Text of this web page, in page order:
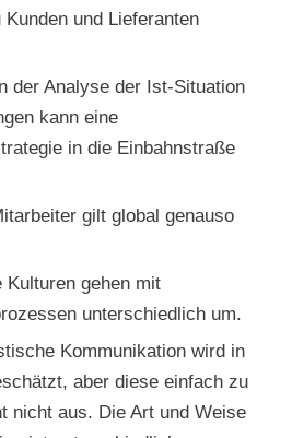
und Lieferanten
der Analyse der Ist-Situation
kann eine
in die Einbahnstraße
gilt global genauso
Kulturen gehen mit
unterschiedlich um.
Kommunikation wird in
aber diese einfach zu
nicht aus. Die Art und Weise